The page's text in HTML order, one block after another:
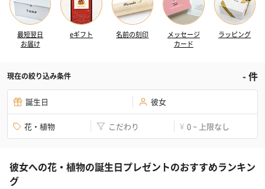
最短翌日
お届け
eギフト 名前の刻印
メッセージ
カード
ラッピング
現在の絞り込み条件 -件
誕生日 彼女
花・植物 こだわり ¥ 0 ~ 上限なし
彼女への花・植物の誕生日プレゼントのおすすめランキン
グ